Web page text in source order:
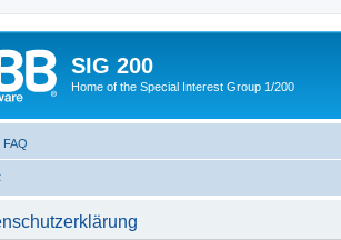
SIG 200
Home of the Special Interest Group 1/200
FAQ